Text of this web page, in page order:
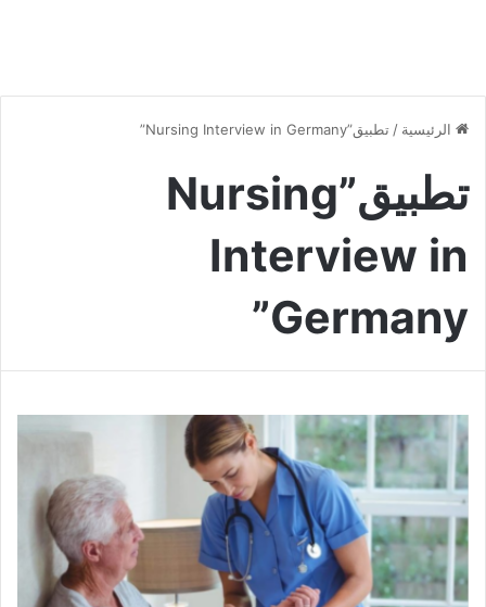
الرئيسية / تطبيق”Nursing Interview in Germany”
تطبيق”Nursing
Interview in
Germany”